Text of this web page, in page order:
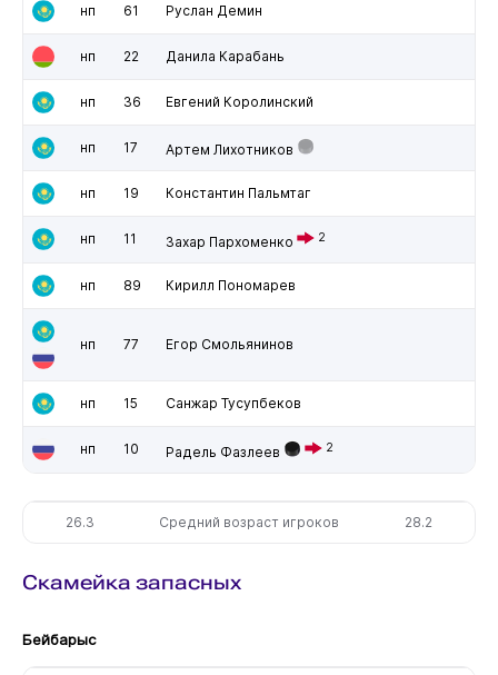
нп 61 Руслан Демин
нп 22 Данила Карабань
нп 36 Евгений Королинский
нп 17 Артем Лихотников
нп 19 Константин Пальмтаг
нп 11 Захар Пархоменко 2
нп 89 Кирилл Пономарев
нп 77 Егор Смольянинов
нп 15 Санжар Тусупбеков
нп 10 Радель Фазлеев 2
26.3 Средний возраст игроков 28.2
Скамейка запасных
Бейбарыс